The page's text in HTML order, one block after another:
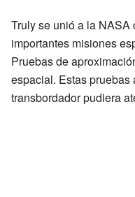
Truly se unió a la NASA
importantes misiones
Pruebas de
espacial. Estas pruebas
transbordador pudiera